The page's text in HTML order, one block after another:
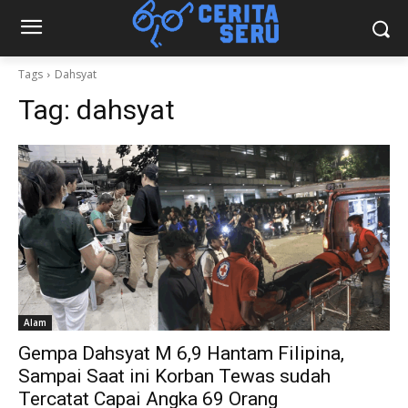
Tags Dahsyat
Tag: dahsyat
Alam
Gempa Dahsyat M 6,9 Hantam Filipina,
Sampai Saat ini Korban Tewas sudah
Tercatat Capai Angka 69 Orang